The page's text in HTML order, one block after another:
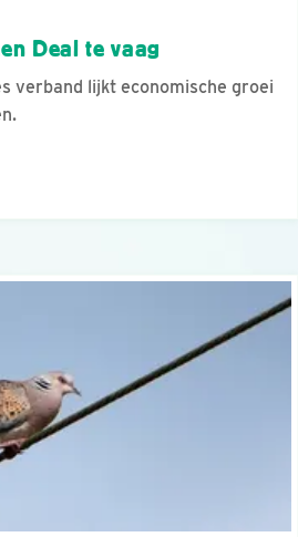
Deal te vaag
verband lijkt economische groei